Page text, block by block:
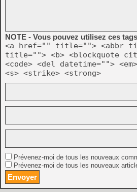
NOTE - Vous pouvez utilisez ces
<a href="" title=""> <abbr
title=""> <b> <blockquote
<code> <del datetime="">
<s> <strike> <strong>
Prévenez-moi de tous les nouveaux
Prévenez-moi de tous les nouveaux